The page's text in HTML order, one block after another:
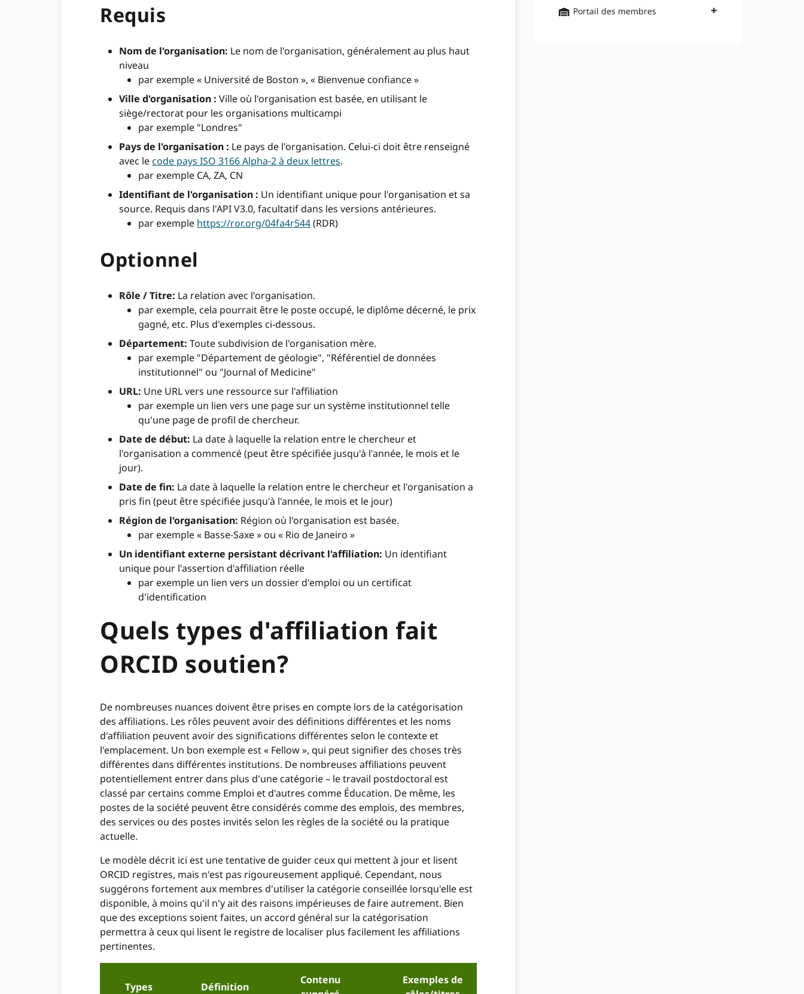
Requis
Nom de l'organisation: Le nom de l'organisation, généralement au plus haut
niveau
par exemple « Université de Boston », « Bienvenue confiance »
Ville d'organisation : Ville où l'organisation est basée, en utilisant le
siège/rectorat pour les organisations multicampi
par exemple "Londres"
Pays de l'organisation : Le pays de l'organisation. Celui-ci doit être renseigné
avec lecode pays ISO 3166 Alpha-2 à deux lettres.
par exemple CA, ZA, CN
Identifiant de l'organisation : Un identifiant unique pour l'organisation et sa
source. Requis dans l'API V3.0, facultatif dans les versions antérieures.
par exemple https://ror.org/04fa4r544(RDR)
Optionnel
Rôle / Titre: La relation avec l'organisation.
par exemple, cela pourrait être le poste occupé, le diplôme décerné, le prix
gagné, etc. Plus d'exemples ci-dessous.
Département: Toute subdivision de l'organisation mère.
par exemple "Département de géologie", "Référentiel de données
institutionnel" ou "Journal of Medicine"
URL: Une URL vers une ressource sur l'affiliation
par exemple un lien vers une page sur un système institutionnel telle
qu'une page de profil de chercheur.
Date de début: La date à laquelle la relation entre le chercheur et
l'organisation a commencé (peut être spécifiée jusqu'à l'année, le mois et le
jour).
Date de fin: La date à laquelle la relation entre le chercheur et l'organisation a
pris fin (peut être spécifiée jusqu'à l'année, le mois et le jour)
Région de l'organisation: Région où l'organisation est basée.
par exemple « Basse-Saxe » ou « Rio de Janeiro »
Un identifiant externe persistant décrivant l'affiliation: Un identifiant
unique pour l'assertion d'affiliation réelle
par exemple un lien vers un dossier d'emploi ou un certificat
d'identification
Quels types d'affiliation fait
ORCID soutien?
De nombreuses nuances doivent être prises en compte lors de la catégorisation
des affiliations. Les rôles peuvent avoir des définitions différentes et les noms
d'affiliation peuvent avoir des significations différentes selon le contexte et
l'emplacement. Un bon exemple est « Fellow », qui peut signifier des choses très
différentes dans différentes institutions. De nombreuses affiliations peuvent
potentiellement entrer dans plus d'une catégorie – le travail postdoctoral est
classé par certains comme Emploi et d'autres comme Éducation. De même, les
postes de la société peuvent être considérés comme des emplois, des membres,
des services ou des postes invités selon les règles de la société ou la pratique
actuelle.
Le modèle décrit ici est une tentative de guider ceux qui mettent à jour et lisent
ORCID registres, mais n'est pas rigoureusement appliqué. Cependant, nous
suggérons fortement aux membres d'utiliser la catégorie conseillée lorsqu'elle est
disponible, à moins qu'il n'y ait des raisons impérieuses de faire autrement. Bien
que des exceptions soient faites, un accord général sur la catégorisation
permettra à ceux qui lisent le registre de localiser plus facilement les affiliations
pertinentes.
Types Définition
Contenu
Exemples de
Portail des membres